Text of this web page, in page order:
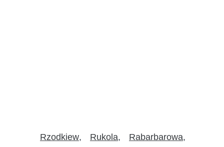
Rzodkiew Rukola Rabarbarowa